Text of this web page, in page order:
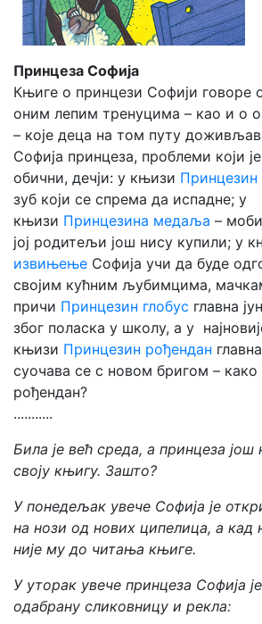
Принцеза Софија
Књиге о принцези Софији говоре
оним лепим тренуцима – као и о
– које деца на том путу
Софија принцеза, проблеми који
обични, дечји: у књизи Принцезин
зуб који се спрема да испадне; у
књизи Принцезина медаља –
јој родитељи још нису купили; у
извињење Софија учи да буде
својим кућним љубимцима,
причи Принцезин глобус главна
због поласка у школу, а у
књизи Принцезин рођендан
суочава се с новом бригом – како
рођендан?
...........
Била је већ среда, а принцеза још
своју књигу. Зашто?
У понедељак увече Софија је
на нози од нових ципелица, а
није му до читања књиге.
У уторак увече принцеза Софија
одабрану сликовницу и рекла: